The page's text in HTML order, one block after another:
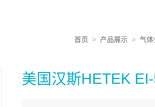
首页 > 产品展示 > 气体
美国汉斯HETEK